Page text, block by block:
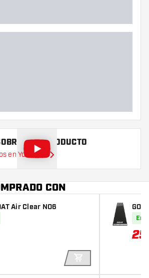
(mm)
ESTE PRODUCTO
en YouTube
CON
Air Clear NO6
AÑADIR A LA CESTA
En
25